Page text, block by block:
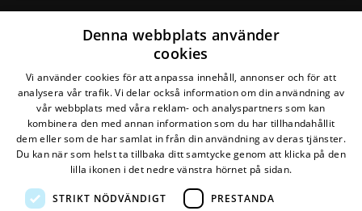
Swisha en gåva på valfritt belopp
till Naturskyddsföreningen i
Västerbotten och stöd lokala
insatser för djur och natur:
123 558 07 33
Den här webbplatsen drivs avGlesys ABmed
Denna webbplats använder
cookies
Vi använder cookies för att anpassa innehåll, annonser och för att
analysera vår trafik. Vi delar också information om din användning av
vår webbplats med våra reklam- och analyspartners som kan
kombinera den med annan information som du har tillhandahållit
dem eller som de har samlat in från din användning av deras tjänster.
Du kan när som helst ta tillbaka ditt samtycke genom att klicka på den
lilla ikonen i det nedre vänstra hörnet på sidan.
STRIKT NÖDVÄNDIGT PRESTANDA